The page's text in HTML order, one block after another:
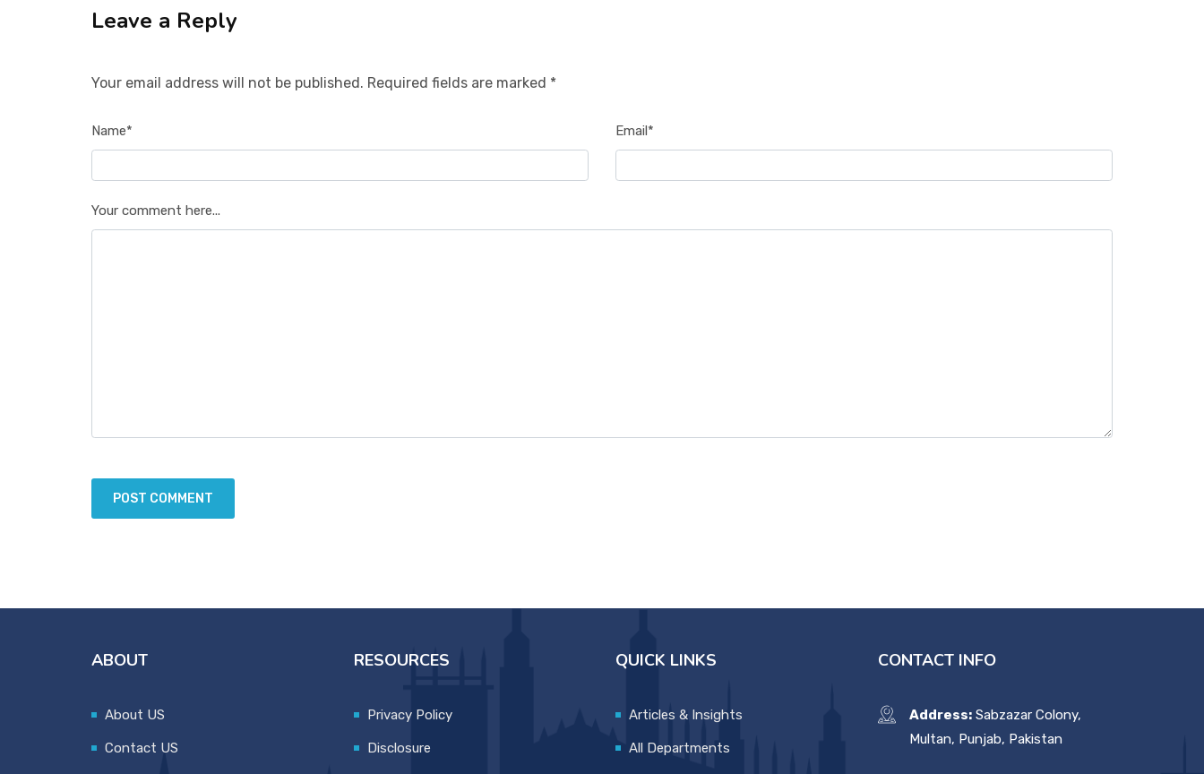
Leave a Reply
Your email address will not be published. Required fields are marked *
Name* Email*
Your comment here...
ABOUT
About US
Contact US
RESOURCES
Privacy Policy
Disclosure
QUICK LINKS
Articles & Insights
All Departments
CONTACT INFO
Address:Sabzazar Colony,
Multan, Punjab, Pakistan